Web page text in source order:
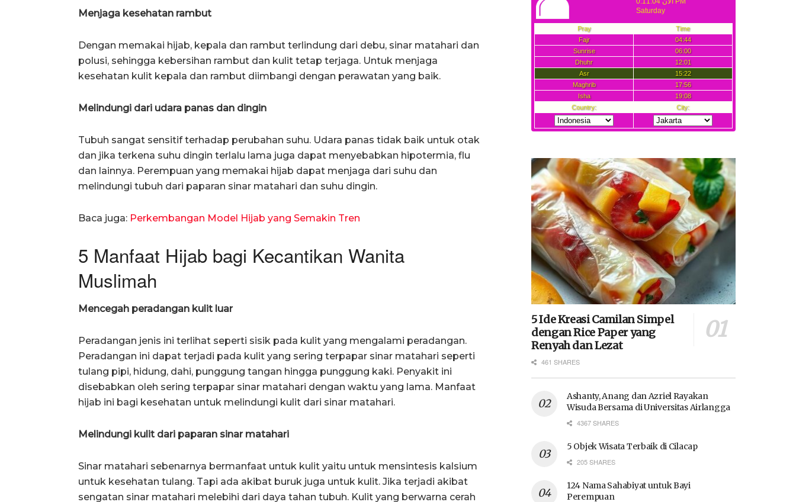
Menjaga kesehatan rambut
Dengan memakai hijab, kepala dan rambut terlindung dari debu, sinar matahari dan
polusi, sehingga kebersihan rambut dan kulit tetap terjaga. Untuk menjaga
kesehatan kulit kepala dan rambut diimbangi dengan perawatan yang baik.
Melindungi dari udara panas dan dingin
Tubuh sangat sensitif terhadap perubahan suhu. Udara panas tidak baik untuk otak
dan jika terkena suhu dingin terlalu lama juga dapat menyebabkan hipotermia, flu
dan lainnya. Perempuan yang memakai hijab dapat menjaga dari suhu dan
melindungi tubuh dari paparan sinar matahari dan suhu dingin.
Baca juga: Perkembangan Model Hijab yang Semakin Tren
5 Manfaat Hijab bagi Kecantikan Wanita
Muslimah
Mencegah peradangan kulit luar
Peradangan jenis ini terlihat seperti sisik pada kulit yang mengalami peradangan.
Peradangan ini dapat terjadi pada kulit yang sering terpapar sinar matahari seperti
tulang pipi, hidung, dahi, punggung tangan hingga punggung kaki. Penyakit ini
disebabkan oleh sering terpapar sinar matahari dengan waktu yang lama. Manfaat
hijab ini bagi kesehatan untuk melindungi kulit dari sinar matahari.
Melindungi kulit dari paparan sinar matahari
Sinar matahari sebenarnya bermanfaat untuk kulit yaitu untuk mensintesis kalsium
untuk kesehatan tulang. Tapi ada akibat buruk juga untuk kulit. Jika terjadi akibat
sengatan sinar matahari melebihi dari daya tahan tubuh. Kulit yang berwarna cerah
5 Ide Kreasi Camilan Simpel
dengan Rice Paper yang
Renyah dan Lezat
461 SHARES
Ashanty, Anang dan Azriel Rayakan
Wisuda Bersama di Universitas Airlangga
4367 SHARES
5 Objek Wisata Terbaik di Cilacap
205 SHARES
124 Nama Sahabiyat untuk Bayi
Perempuan